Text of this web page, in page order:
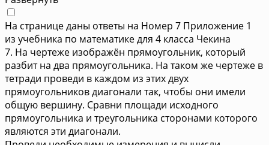
На странице даны ответы на Номер 7 Приложение 1
из учебника по математике для 4 класса Чекина
7. На чертеже изображён прямоугольник, который
разбит на два прямоугольника. На таком же чертеже в
тетради проведи в каждом из этих двух
прямоугольников диагонали так, чтобы они имели
общую вершину. Сравни площади исходного
прямоугольника и треугольника сторонами которого
являются эти диагонали.